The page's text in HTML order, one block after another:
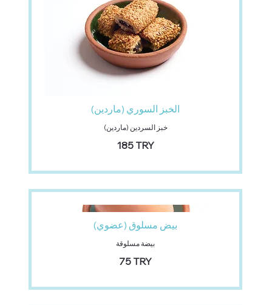
الخبز السوري (ماردين)
خبز السردين (ماردين)
‏185 TRY
بيض مسلوق (عضوي)
بيضة مسلوقة
‏75 TRY